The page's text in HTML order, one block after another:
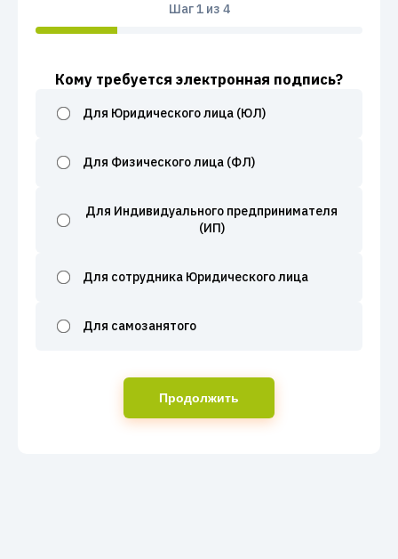
Шаг1из 4
Кому требуется электронная подпись?
Для Юридического лица (ЮЛ)
Для Физического лица (ФЛ)
Для Индивидуального предпринимателя
(ИП)
Для сотрудника Юридического лица
Для самозанятого
Продолжить